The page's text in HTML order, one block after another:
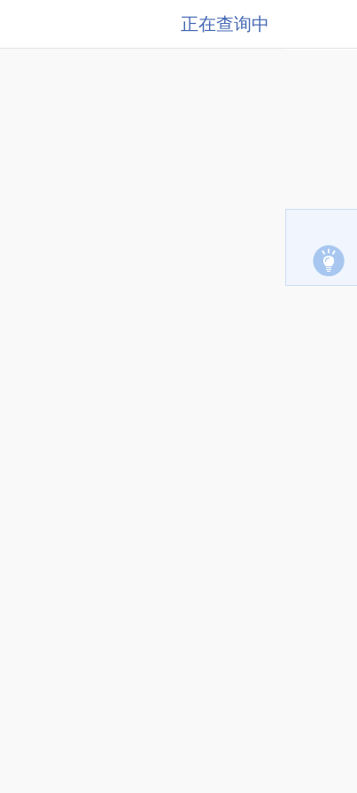
正在查询中